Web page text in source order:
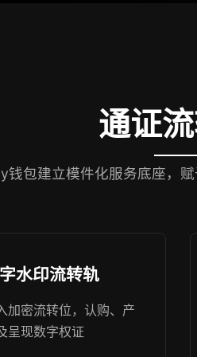
通证
钱包建立模件化服务底座，
水印流转轨
加密流转位，认购、产
呈现数字权证